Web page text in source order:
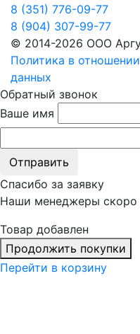
8 (351) 776-09-77
8 (904) 307-99-77
© 2014-2026 ООО
Политика в
данных
Обратный звонок
Ваше имя
Отправить
Спасибо за заявку
Наши менеджеры скоро
Товар добавлен
Продолжить покупки
Перейти в корзину